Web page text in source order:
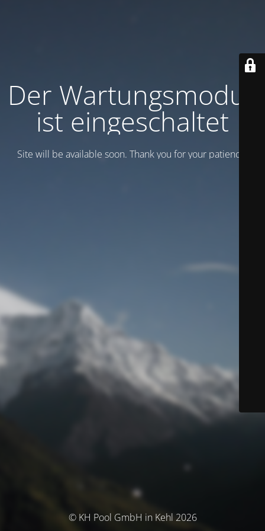
Der Wartungsmodus
ist eingeschaltet
Site will be available soon. Thank you for your patience!
© KH Pool GmbH in Kehl 2026